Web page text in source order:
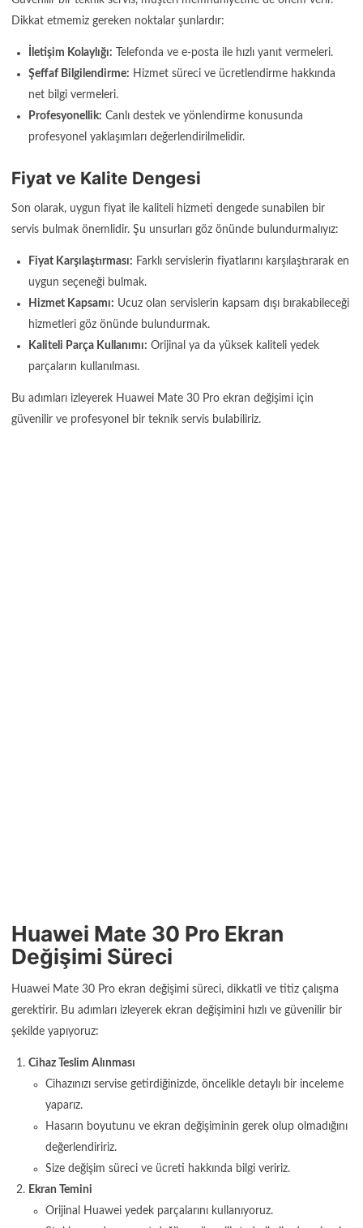
Dikkat etmemiz gereken noktalar şunlardır:
İletişim Kolaylığı: Telefonda ve e-posta ile hızlı yanıt vermeleri.
Şeffaf Bilgilendirme: Hizmet süreci ve ücretlendirme hakkında
net bilgi vermeleri.
Profesyonellik: Canlı destek ve yönlendirme konusunda
profesyonel yaklaşımları değerlendirilmelidir.
Fiyat ve Kalite Dengesi
Son olarak, uygun fiyat ile kaliteli hizmeti dengede sunabilen bir
servis bulmak önemlidir. Şu unsurları göz önünde bulundurmalıyız:
Fiyat Karşılaştırması: Farklı servislerin fiyatlarını karşılaştırarak en
uygun seçeneği bulmak.
Hizmet Kapsamı: Ucuz olan servislerin kapsam dışı bırakabileceği
hizmetleri göz önünde bulundurmak.
Kaliteli Parça Kullanımı: Orijinal ya da yüksek kaliteli yedek
parçaların kullanılması.
Bu adımları izleyerek Huawei Mate 30 Pro ekran değişimi için
güvenilir ve profesyonel bir teknik servis bulabiliriz.
Huawei Mate 30 Pro Ekran
Değişimi Süreci
Huawei Mate 30 Pro ekran değişimi süreci, dikkatli ve titiz çalışma
gerektirir. Bu adımları izleyerek ekran değişimini hızlı ve güvenilir bir
şekilde yapıyoruz:
Cihaz Teslim Alınması
Cihazınızı servise getirdiğinizde, öncelikle detaylı bir inceleme
yaparız.
Hasarın boyutunu ve ekran değişiminin gerek olup olmadığını
değerlendiririz.
Size değişim süreci ve ücreti hakkında bilgi veririz.
Ekran Temini
Orijinal Huawei yedek parçalarını kullanıyoruz.